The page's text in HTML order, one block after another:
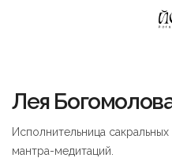
Лея
Исполнительница
мантра-медитаций.